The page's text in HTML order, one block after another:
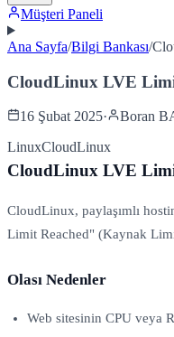
Müşteri Paneli
Ana Sayfa/Bilgi Bankası/
CloudLinux LVE
16 Şubat 2025·
Boran
LinuxCloudLinux
CloudLinux LVE
CloudLinux, paylaşımlı
Limit Reached" (Kaynak
Olası Nedenler
Web sitesinin CPU veya